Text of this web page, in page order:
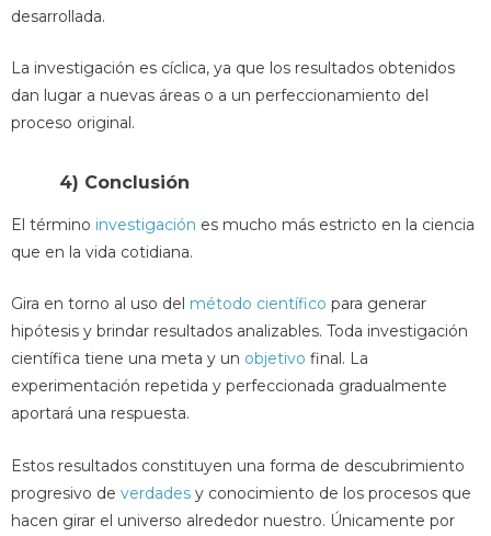
desarrollada.
La investigación es cíclica, ya que los resultados obtenidos
dan lugar a nuevas áreas o a un perfeccionamiento del
proceso original.
4) Conclusión
El término investigación es mucho más estricto en la ciencia
que en la vida cotidiana.
Gira en torno al uso del método científico para generar
hipótesis y brindar resultados analizables. Toda investigación
científica tiene una meta y un objetivo final. La
experimentación repetida y perfeccionada gradualmente
aportará una respuesta.
Estos resultados constituyen una forma de descubrimiento
progresivo de verdades y conocimiento de los procesos que
hacen girar el universo alrededor nuestro. Únicamente por